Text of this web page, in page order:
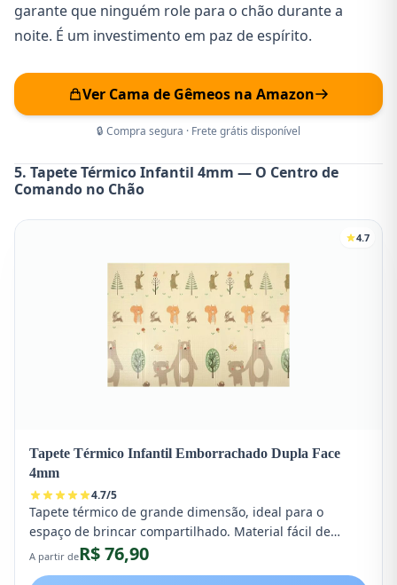
garante que ninguém role para o chão durante a
noite. É um investimento em paz de espírito.
Ver Cama de Gêmeos na Amazon
🔒 Compra segura · Frete grátis disponível
5. Tapete Térmico Infantil 4mm — O Centro de
Comando no Chão
4.7
Tapete Térmico Infantil Emborrachado Dupla Face
4mm
4.7/5
Tapete térmico de grande dimensão, ideal para o
espaço de brincar compartilhado. Material fácil de
limpar e seguro contra quedas.
A partir deR$ 76,90